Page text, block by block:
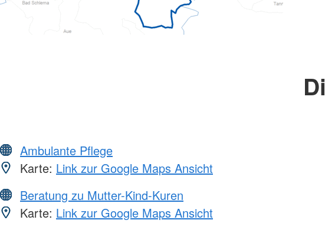
Ambulante Pflege
Karte: Link zur Google Maps Ansicht
Beratung zu Mutter-Kind-Kuren
Karte: Link zur Google Maps Ansicht